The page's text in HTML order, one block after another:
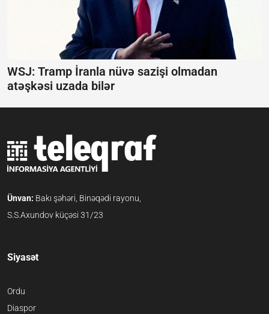
WSJ: Tramp İranla nüvə sazişi olmadan
atəşkəsi uzada bilər
Ünvan: Bakı şəhəri, Binəqədi rayonu,
S.S.Axundov küçəsi 31/23
Siyasət
Ordu
Diaspor